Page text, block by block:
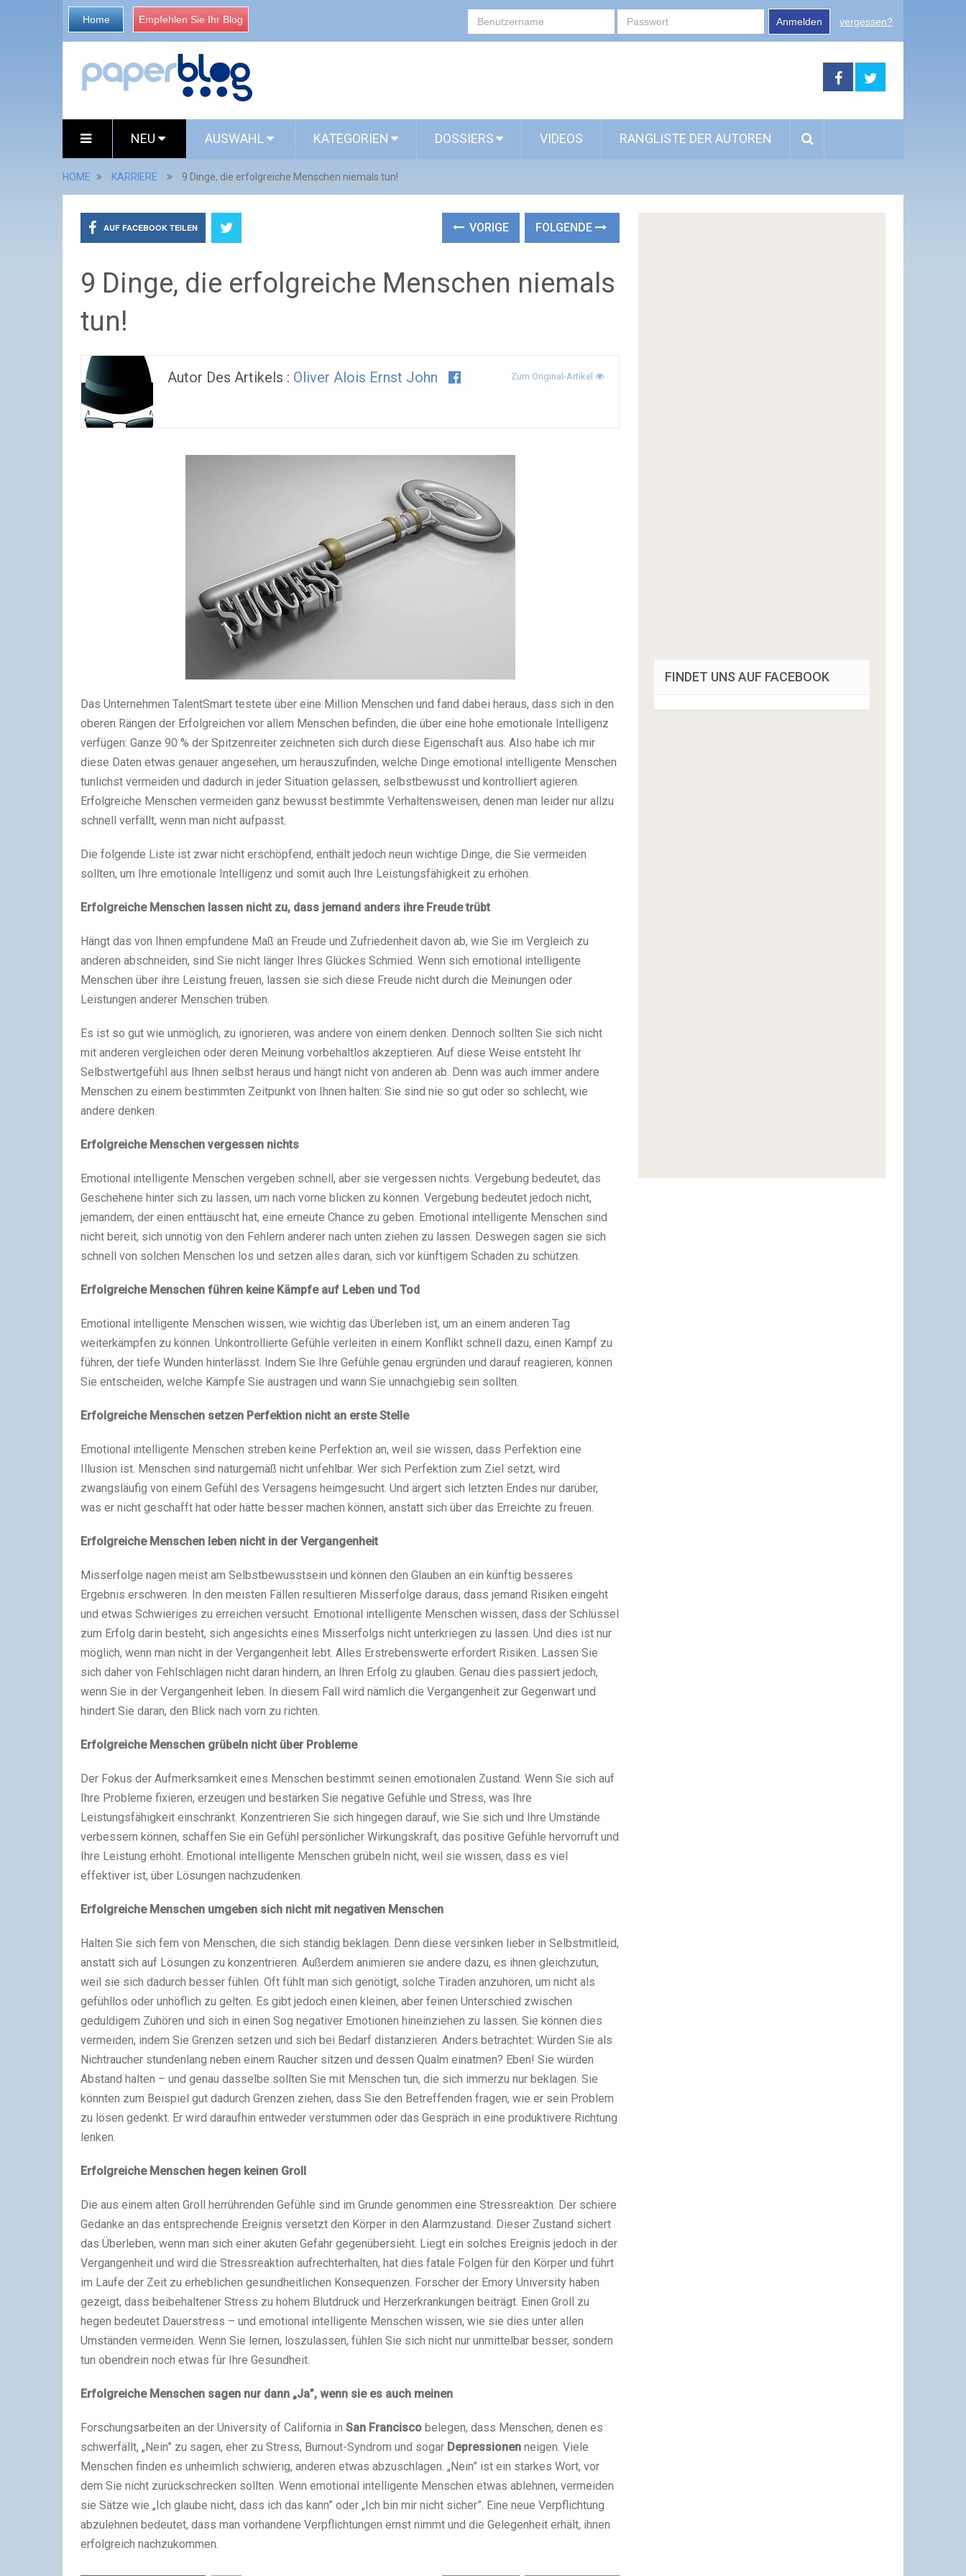
Home Empfehlen Sie Ihr Blog Anmelden vergessen?
NEU AUSWAHL KATEGORIEN DOSSIERS VIDEOS RANGLISTE DER AUTOREN
HOME KARRIERE 9 Dinge, die erfolgreiche Menschen niemals tun!
AUF FACEBOOK TEILEN VORIGE FOLGENDE
9 Dinge, die erfolgreiche Menschen niemals
tun!
Autor Des Artikels : Oliver Alois Ernst John Zum Original-Artikel
Das Unternehmen TalentSmart testete über eine Million Menschen und fand dabei heraus, dass sich in den
oberen Rängen der Erfolgreichen vor allem Menschen befinden, die über eine hohe emotionale Intelligenz
verfügen: Ganze 90 % der Spitzenreiter zeichneten sich durch diese Eigenschaft aus. Also habe ich mir
diese Daten etwas genauer angesehen, um herauszufinden, welche Dinge emotional intelligente Menschen
tunlichst vermeiden und dadurch in jeder Situation gelassen, selbstbewusst und kontrolliert agieren.
Erfolgreiche Menschen vermeiden ganz bewusst bestimmte Verhaltensweisen, denen man leider nur allzu
schnell verfällt, wenn man nicht aufpasst.
Die folgende Liste ist zwar nicht erschöpfend, enthält jedoch neun wichtige Dinge, die Sie vermeiden
sollten, um Ihre emotionale Intelligenz und somit auch Ihre Leistungsfähigkeit zu erhöhen.
Erfolgreiche Menschen lassen nicht zu, dass jemand anders ihre Freude trübt
Hängt das von Ihnen empfundene Maß an Freude und Zufriedenheit davon ab, wie Sie im Vergleich zu
anderen abschneiden, sind Sie nicht länger Ihres Glückes Schmied. Wenn sich emotional intelligente
Menschen über ihre Leistung freuen, lassen sie sich diese Freude nicht durch die Meinungen oder
Leistungen anderer Menschen trüben.
Es ist so gut wie unmöglich, zu ignorieren, was andere von einem denken. Dennoch sollten Sie sich nicht
mit anderen vergleichen oder deren Meinung vorbehaltlos akzeptieren. Auf diese Weise entsteht Ihr
Selbstwertgefühl aus Ihnen selbst heraus und hängt nicht von anderen ab. Denn was auch immer andere
Menschen zu einem bestimmten Zeitpunkt von Ihnen halten: Sie sind nie so gut oder so schlecht, wie
andere denken.
Erfolgreiche Menschen vergessen nichts
Emotional intelligente Menschen vergeben schnell, aber sie vergessen nichts. Vergebung bedeutet, das
Geschehene hinter sich zu lassen, um nach vorne blicken zu können. Vergebung bedeutet jedoch nicht,
jemandem, der einen enttäuscht hat, eine erneute Chance zu geben. Emotional intelligente Menschen sind
nicht bereit, sich unnötig von den Fehlern anderer nach unten ziehen zu lassen. Deswegen sagen sie sich
schnell von solchen Menschen los und setzen alles daran, sich vor künftigem Schaden zu schützen.
Erfolgreiche Menschen führen keine Kämpfe auf Leben und Tod
Emotional intelligente Menschen wissen, wie wichtig das Überleben ist, um an einem anderen Tag
weiterkämpfen zu können. Unkontrollierte Gefühle verleiten in einem Konflikt schnell dazu, einen Kampf zu
führen, der tiefe Wunden hinterlässt. Indem Sie Ihre Gefühle genau ergründen und darauf reagieren, können
Sie entscheiden, welche Kämpfe Sie austragen und wann Sie unnachgiebig sein sollten.
Erfolgreiche Menschen setzen Perfektion nicht an erste Stelle
Emotional intelligente Menschen streben keine Perfektion an, weil sie wissen, dass Perfektion eine
Illusion ist. Menschen sind naturgemäß nicht unfehlbar. Wer sich Perfektion zum Ziel setzt, wird
zwangsläufig von einem Gefühl des Versagens heimgesucht. Und ärgert sich letzten Endes nur darüber,
was er nicht geschafft hat oder hätte besser machen können, anstatt sich über das Erreichte zu freuen.
Erfolgreiche Menschen leben nicht in der Vergangenheit
Misserfolge nagen meist am Selbstbewusstsein und können den Glauben an ein künftig besseres
Ergebnis erschweren. In den meisten Fällen resultieren Misserfolge daraus, dass jemand Risiken eingeht
und etwas Schwieriges zu erreichen versucht. Emotional intelligente Menschen wissen, dass der Schlüssel
zum Erfolg darin besteht, sich angesichts eines Misserfolgs nicht unterkriegen zu lassen. Und dies ist nur
möglich, wenn man nicht in der Vergangenheit lebt. Alles Erstrebenswerte erfordert Risiken. Lassen Sie
sich daher von Fehlschlägen nicht daran hindern, an Ihren Erfolg zu glauben. Genau dies passiert jedoch,
wenn Sie in der Vergangenheit leben. In diesem Fall wird nämlich die Vergangenheit zur Gegenwart und
hindert Sie daran, den Blick nach vorn zu richten.
Erfolgreiche Menschen grübeln nicht über Probleme
Der Fokus der Aufmerksamkeit eines Menschen bestimmt seinen emotionalen Zustand. Wenn Sie sich auf
Ihre Probleme fixieren, erzeugen und bestärken Sie negative Gefühle und Stress, was Ihre
Leistungsfähigkeit einschränkt. Konzentrieren Sie sich hingegen darauf, wie Sie sich und Ihre Umstände
verbessern können, schaffen Sie ein Gefühl persönlicher Wirkungskraft, das positive Gefühle hervorruft und
Ihre Leistung erhöht. Emotional intelligente Menschen grübeln nicht, weil sie wissen, dass es viel
effektiver ist, über Lösungen nachzudenken.
Erfolgreiche Menschen umgeben sich nicht mit negativen Menschen
Halten Sie sich fern von Menschen, die sich ständig beklagen. Denn diese versinken lieber in Selbstmitleid,
anstatt sich auf Lösungen zu konzentrieren. Außerdem animieren sie andere dazu, es ihnen gleichzutun,
weil sie sich dadurch besser fühlen. Oft fühlt man sich genötigt, solche Tiraden anzuhören, um nicht als
gefühllos oder unhöflich zu gelten. Es gibt jedoch einen kleinen, aber feinen Unterschied zwischen
geduldigem Zuhören und sich in einen Sog negativer Emotionen hineinziehen zu lassen. Sie können dies
vermeiden, indem Sie Grenzen setzen und sich bei Bedarf distanzieren. Anders betrachtet: Würden Sie als
Nichtraucher stundenlang neben einem Raucher sitzen und dessen Qualm einatmen? Eben! Sie würden
Abstand halten – und genau dasselbe sollten Sie mit Menschen tun, die sich immerzu nur beklagen. Sie
könnten zum Beispiel gut dadurch Grenzen ziehen, dass Sie den Betreffenden fragen, wie er sein Problem
zu lösen gedenkt. Er wird daraufhin entweder verstummen oder das Gespräch in eine produktivere Richtung
lenken.
Erfolgreiche Menschen hegen keinen Groll
Die aus einem alten Groll herrührenden Gefühle sind im Grunde genommen eine Stressreaktion. Der schiere
Gedanke an das entsprechende Ereignis versetzt den Körper in den Alarmzustand. Dieser Zustand sichert
das Überleben, wenn man sich einer akuten Gefahr gegenübersieht. Liegt ein solches Ereignis jedoch in der
Vergangenheit und wird die Stressreaktion aufrechterhalten, hat dies fatale Folgen für den Körper und führt
im Laufe der Zeit zu erheblichen gesundheitlichen Konsequenzen. Forscher der Emory University haben
gezeigt, dass beibehaltener Stress zu hohem Blutdruck und Herzerkrankungen beiträgt. Einen Groll zu
hegen bedeutet Dauerstress – und emotional intelligente Menschen wissen, wie sie dies unter allen
Umständen vermeiden. Wenn Sie lernen, loszulassen, fühlen Sie sich nicht nur unmittelbar besser, sondern
tun obendrein noch etwas für Ihre Gesundheit.
Erfolgreiche Menschen sagen nur dann „Ja”, wenn sie es auch meinen
Forschungsarbeiten an der University of California in San Francisco belegen, dass Menschen, denen es
schwerfällt, „Nein” zu sagen, eher zu Stress, Burnout-Syndrom und sogar Depressionen neigen. Viele
Menschen finden es unheimlich schwierig, anderen etwas abzuschlagen. „Nein” ist ein starkes Wort, vor
dem Sie nicht zurückschrecken sollten. Wenn emotional intelligente Menschen etwas ablehnen, vermeiden
sie Sätze wie „Ich glaube nicht, dass ich das kann” oder „Ich bin mir nicht sicher”. Eine neue Verpflichtung
abzulehnen bedeutet, dass man vorhandene Verpflichtungen ernst nimmt und die Gelegenheit erhält, ihnen
erfolgreich nachzukommen.
FINDET UNS AUF FACEBOOK